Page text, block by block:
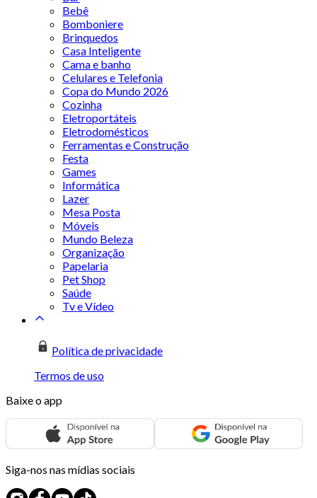
Bebê
Bomboniere
Brinquedos
Casa Inteligente
Cama e banho
Celulares e Telefonia
Copa do Mundo 2026
Cozinha
Eletroportáteis
Eletrodomésticos
Ferramentas e Construção
Festa
Games
Informática
Lazer
Mesa Posta
Móveis
Mundo Beleza
Organização
Papelaria
Pet Shop
Saúde
Tv e Vídeo
Política de privacidade
Termos de uso
Baixe o app
Siga-nos nas mídias sociais